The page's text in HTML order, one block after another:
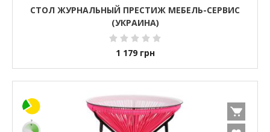
СТОЛ ЖУРНАЛЬНЫЙ ПРЕСТИЖ МЕБЕЛЬ-СЕРВИС
(УКРАИНА)
1 179 грн